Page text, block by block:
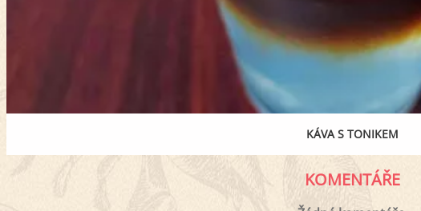
KÁVA S TONIKEM
KOMENTÁŘE